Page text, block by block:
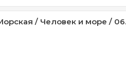
/ Человек и море /